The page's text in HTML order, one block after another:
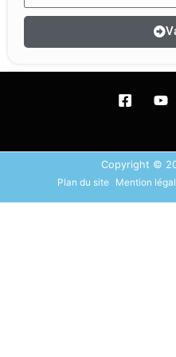
Copyright ©
Plan du site Mention